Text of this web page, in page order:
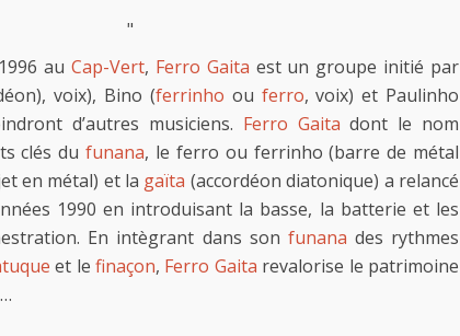
"
au Cap-Vert, Ferro Gaita est un groupe initié par
voix), Bino (ferrinho ou ferro, voix) et Paulinho
d’autres musiciens. Ferro Gaita dont le nom
clés dufunana, le ferro ou ferrinho (barre de métal
en métal) et la gaïta (accordéon diatonique) a relancé
1990 en introduisant la basse, la batterie et les
En intègrant dans son funana des rythmes
et le finaçon, Ferro Gaita revalorise le patrimoine